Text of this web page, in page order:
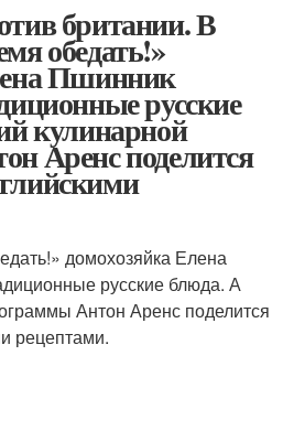
британии. В
обедать!»
Пшинник
русские
кулинарной
Аренс поделится
домохозяйка Елена
русские блюда. А
Антон Аренс поделится
рецептами.